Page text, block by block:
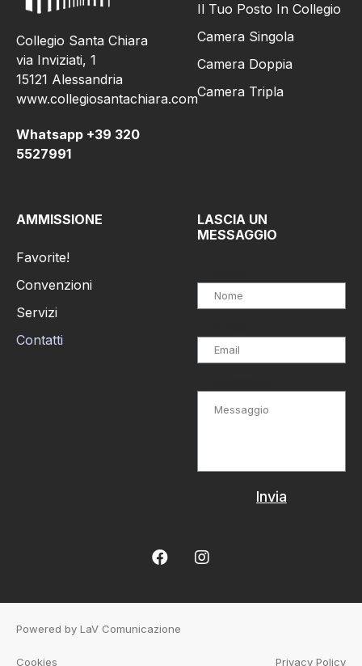
Collegio Santa Chiara
via Inviziati, 1
15121 Alessandria
www.collegiosantachiara.com
Whatsapp +39 320
5527991
Il Tuo Posto In Collegio
Camera Singola
Camera Doppia
Camera Tripla
AMMISSIONE
Favorite!
Convenzioni
Servizi
Contatti
LASCIA UN
MESSAGGIO
Invia
Powered by LaV Comunicazione
Cookies Privacy Policy